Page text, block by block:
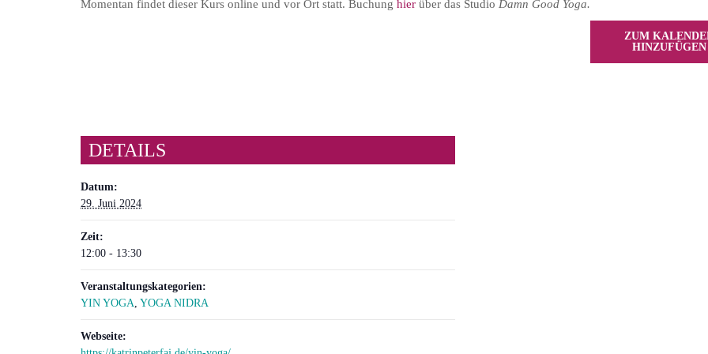
Momentan findet dieser Kurs online und vor Ort statt. Buchung hierüber das Studio Damn Good Yoga.
ZUM
HINZUFÜGEN
DETAILS
Datum:
29. Juni 2024
Zeit:
12:00 - 13:30
Veranstaltungskategorien:
YIN YOGA, YOGA NIDRA
Webseite: